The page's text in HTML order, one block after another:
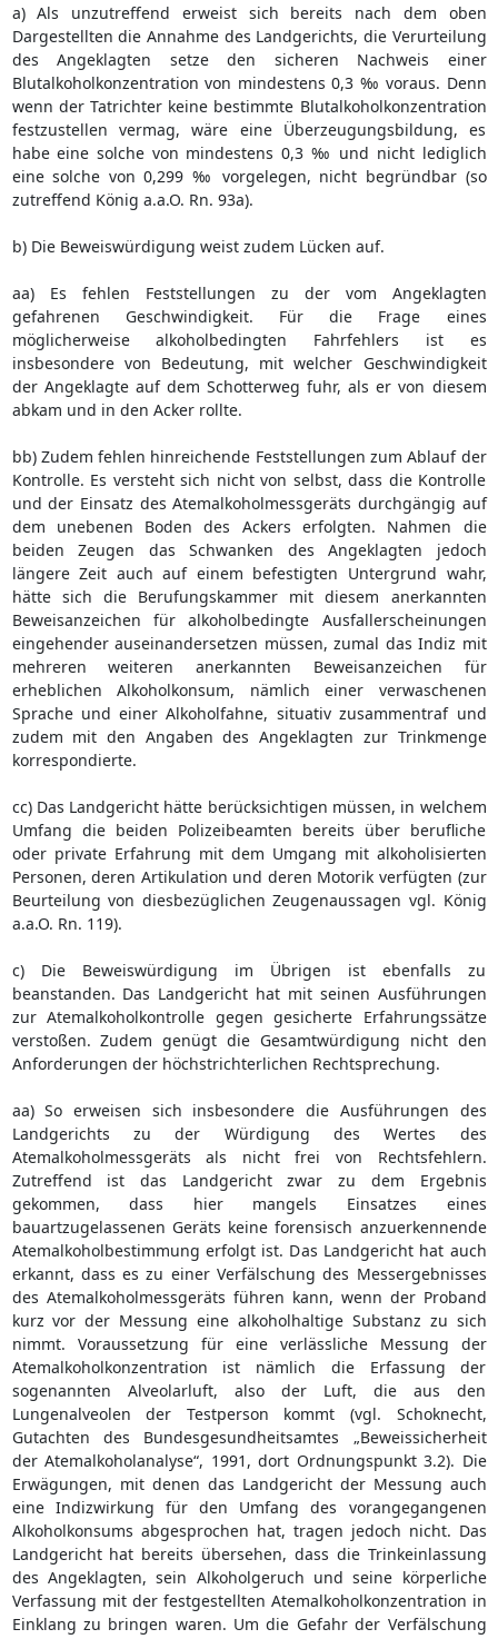
a) Als unzutreffend erweist sich bereits nach dem oben
Dargestellten die Annahme des Landgerichts, die Verurteilung
des Angeklagten setze den sicheren Nachweis einer
Blutalkoholkonzentration von mindestens 0,3 ‰ voraus. Denn
wenn der Tatrichter keine bestimmte Blutalkoholkonzentration
festzustellen vermag, wäre eine Überzeugungsbildung, es
habe eine solche von mindestens 0,3 ‰ und nicht lediglich
eine solche von 0,299 ‰ vorgelegen, nicht begründbar (so
zutreffend König a.a.O. Rn. 93a).
b) Die Beweiswürdigung weist zudem Lücken auf.
aa) Es fehlen Feststellungen zu der vom Angeklagten
gefahrenen Geschwindigkeit. Für die Frage eines
möglicherweise alkoholbedingten Fahrfehlers ist es
insbesondere von Bedeutung, mit welcher Geschwindigkeit
der Angeklagte auf dem Schotterweg fuhr, als er von diesem
abkam und in den Acker rollte.
bb) Zudem fehlen hinreichende Feststellungen zum Ablauf der
Kontrolle. Es versteht sich nicht von selbst, dass die Kontrolle
und der Einsatz des Atemalkoholmessgeräts durchgängig auf
dem unebenen Boden des Ackers erfolgten. Nahmen die
beiden Zeugen das Schwanken des Angeklagten jedoch
längere Zeit auch auf einem befestigten Untergrund wahr,
hätte sich die Berufungskammer mit diesem anerkannten
Beweisanzeichen für alkoholbedingte Ausfallerscheinungen
eingehender auseinandersetzen müssen, zumal das Indiz mit
mehreren weiteren anerkannten Beweisanzeichen für
erheblichen Alkoholkonsum, nämlich einer verwaschenen
Sprache und einer Alkoholfahne, situativ zusammentraf und
zudem mit den Angaben des Angeklagten zur Trinkmenge
korrespondierte.
cc) Das Landgericht hätte berücksichtigen müssen, in welchem
Umfang die beiden Polizeibeamten bereits über berufliche
oder private Erfahrung mit dem Umgang mit alkoholisierten
Personen, deren Artikulation und deren Motorik verfügten (zur
Beurteilung von diesbezüglichen Zeugenaussagen vgl. König
a.a.O. Rn. 119).
c) Die Beweiswürdigung im Übrigen ist ebenfalls zu
beanstanden. Das Landgericht hat mit seinen Ausführungen
zur Atemalkoholkontrolle gegen gesicherte Erfahrungssätze
verstoßen. Zudem genügt die Gesamtwürdigung nicht den
Anforderungen der höchstrichterlichen Rechtsprechung.
aa) So erweisen sich insbesondere die Ausführungen des
Landgerichts zu der Würdigung des Wertes des
Atemalkoholmessgeräts als nicht frei von Rechtsfehlern.
Zutreffend ist das Landgericht zwar zu dem Ergebnis
gekommen, dass hier mangels Einsatzes eines
bauartzugelassenen Geräts keine forensisch anzuerkennende
Atemalkoholbestimmung erfolgt ist. Das Landgericht hat auch
erkannt, dass es zu einer Verfälschung des Messergebnisses
des Atemalkoholmessgeräts führen kann, wenn der Proband
kurz vor der Messung eine alkoholhaltige Substanz zu sich
nimmt. Voraussetzung für eine verlässliche Messung der
Atemalkoholkonzentration ist nämlich die Erfassung der
sogenannten Alveolarluft, also der Luft, die aus den
Lungenalveolen der Testperson kommt (vgl. Schoknecht,
Gutachten des Bundesgesundheitsamtes „Beweissicherheit
der Atemalkoholanalyse“, 1991, dort Ordnungspunkt 3.2). Die
Erwägungen, mit denen das Landgericht der Messung auch
eine Indizwirkung für den Umfang des vorangegangenen
Alkoholkonsums abgesprochen hat, tragen jedoch nicht. Das
Landgericht hat bereits übersehen, dass die Trinkeinlassung
des Angeklagten, sein Alkoholgeruch und seine körperliche
Verfassung mit der festgestellten Atemalkoholkonzentration in
Einklang zu bringen waren. Um die Gefahr der Verfälschung